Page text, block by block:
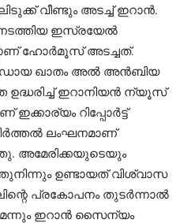
വീണ്ടും അടച്ച് ഇറാന്‍.
ഇസ്രയേല്‍
ഹോര്‍മൂസ് അടച്ചത്.
ഖാതം അല്‍ അന്‍ബിയ
ഇറാനിയന്‍ ന്യൂസ്
റിപ്പോര്‍ട്ട്
ലംഘനമാണ്
അമേരിക്കയുടെയും
ഉണ്ടായത് വിശ്വാസ
പ്രകോപനം തുടര്‍ന്നാല്‍
ഇറാന്‍ സൈന്യം